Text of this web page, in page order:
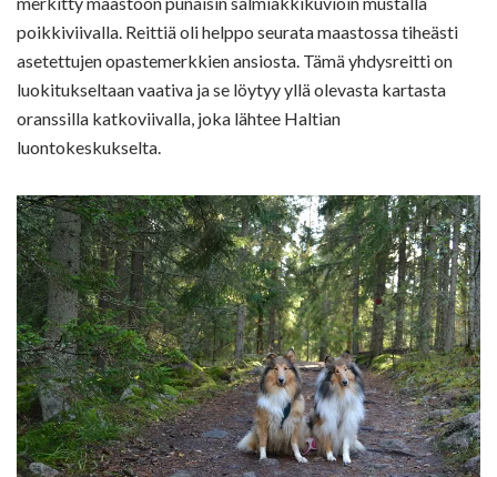
poikkiviivalla. Reittiä oli helppo seurata maastossa tiheästi
asetettujen opastemerkkien ansiosta. Tämä yhdysreitti on
luokitukseltaan vaativa ja se löytyy yllä olevasta kartasta
oranssilla katkoviivalla, joka lähtee Haltian
luontokeskukselta.